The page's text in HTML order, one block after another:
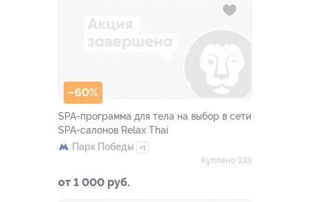
–60%
SPA-программа для тела на выбор в сети
SPA-салонов Relax Thai
Парк Победы
+1
от 1 000 руб.
Куплено 333